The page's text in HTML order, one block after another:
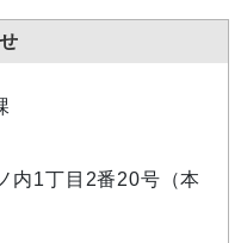
内1丁目2番20号（本